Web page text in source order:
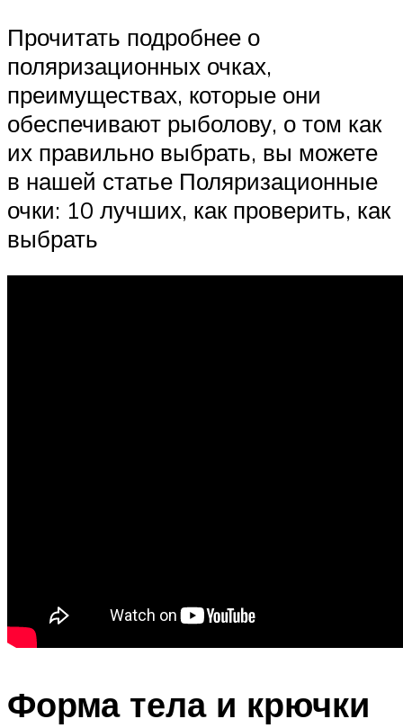
Прочитать подробнее о
поляризационных очках,
преимуществах, которые они
обеспечивают рыболову, о том как
их правильно выбрать, вы можете
в нашей статье Поляризационные
очки: 10 лучших, как проверить, как
выбрать
Форма тела и крючки